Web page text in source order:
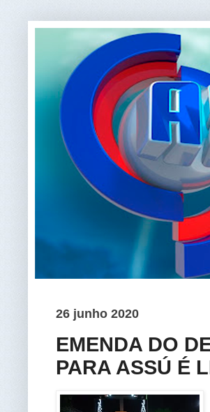
26 junho 2020
EMENDA DO
PARA ASSÚ É